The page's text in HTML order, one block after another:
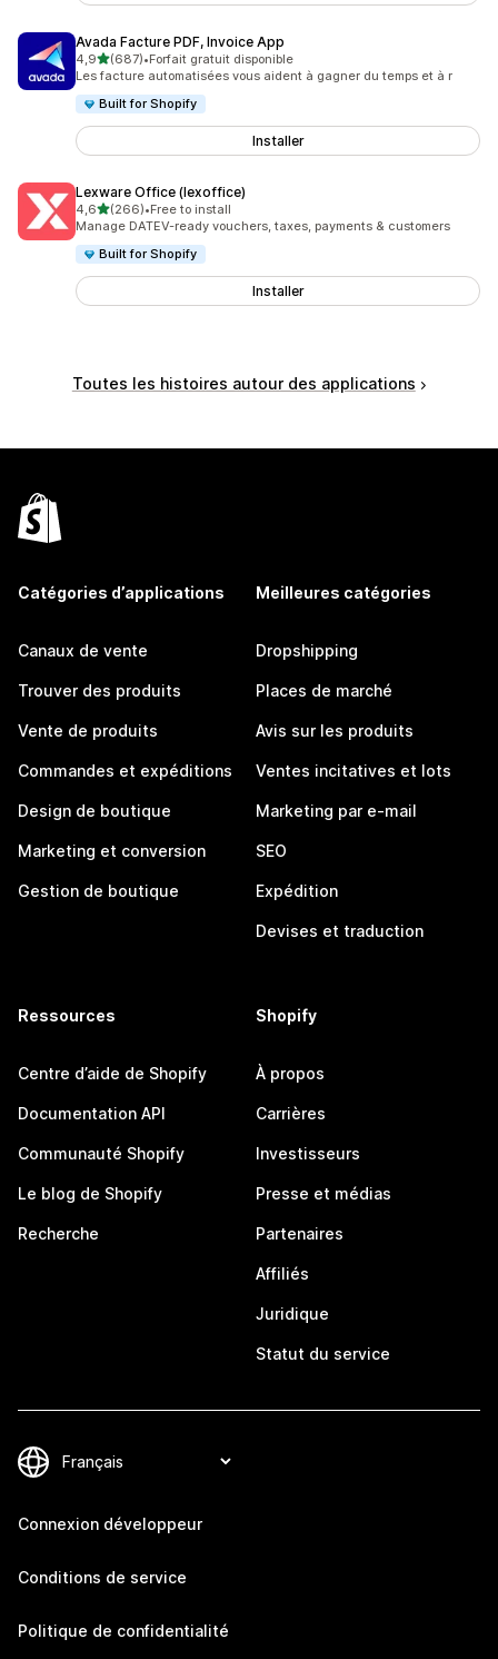
Avada Facture PDF, Invoice App
4,9étoile(s) sur 5
(687)
687 avis au total
•Forfait gratuit disponible
Les facture automatisées vous aident à gagner du temps et à r
Built for Shopify
Installer
Lexware Office (lexoffice)
4,6étoile(s) sur 5
(266)
266 avis au total
•Free to install
Manage DATEV-ready vouchers, taxes, payments & customers
Built for Shopify
Installer
Toutes les histoires autour des applications
Catégories d’applications
Canaux de vente
Trouver des produits
Vente de produits
Commandes et expéditions
Design de boutique
Marketing et conversion
Gestion de boutique
Meilleures catégories
Dropshipping
Places de marché
Avis sur les produits
Ventes incitatives et lots
Marketing par e-mail
SEO
Expédition
Devises et traduction
Ressources
Centre d’aide de Shopify
Documentation API
Communauté Shopify
Le blog de Shopify
Recherche
Shopify
À propos
Carrières
Investisseurs
Presse et médias
Partenaires
Affiliés
Juridique
Statut du service
Connexion développeur
Conditions de service
Politique de confidentialité